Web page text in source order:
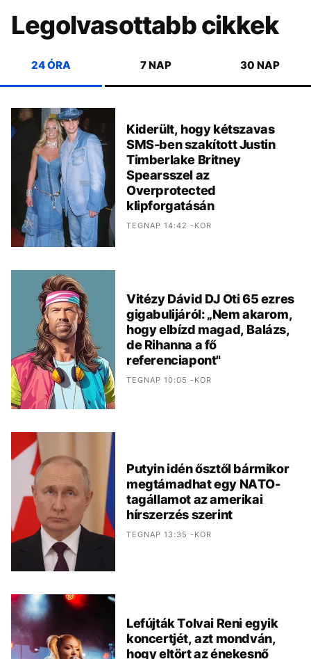
Legolvasottabb cikkek
24 ÓRA 7 NAP 30 NAP
Kiderült, hogy kétszavas
SMS-ben szakított Justin
Timberlake Britney
Spearsszel az
Overprotected
klipforgatásán
TEGNAP 14:42 -KOR
Vitézy Dávid DJ Oti 65 ezres
gigabulijáról: „Nem akarom,
hogy elbízd magad, Balázs,
de Rihanna a fő
referenciapont"
TEGNAP 10:05 -KOR
Putyin idén ősztől bármikor
megtámadhat egy NATO-
tagállamot az amerikai
hírszerzés szerint
TEGNAP 13:35 -KOR
Lefújták Tolvai Reni egyik
koncertjét, azt mondván,
hogy eltört az énekesnő